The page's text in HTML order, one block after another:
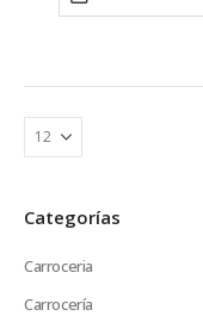
Categorías
Carroceria
Carrocería